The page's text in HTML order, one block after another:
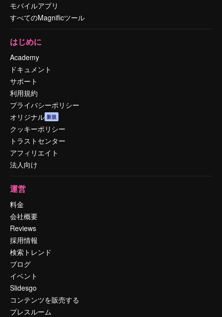
モバイルアプリ
すべてのMagnificツール
はじめに
Academy
ドキュメント
サポート
利用規約
プライバシーポリシー
オリジナル 新規
クッキーポリシー
トラストセンター
アフィリエイト
法人向け
運営
料金
会社概要
Reviews
採用情報
検索トレンド
ブログ
イベント
Slidesgo
コンテンツを販売する
プレスルーム